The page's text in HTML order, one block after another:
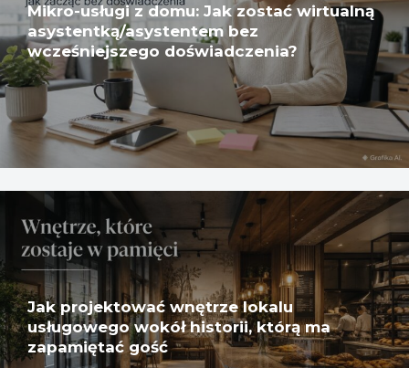
Mikro-usługi z domu: Jak zostać wirtualną
asystentką/asystentem bez
wcześniejszego doświadczenia?
Jak projektować wnętrze lokalu
usługowego wokół historii, którą ma
zapamiętać gość